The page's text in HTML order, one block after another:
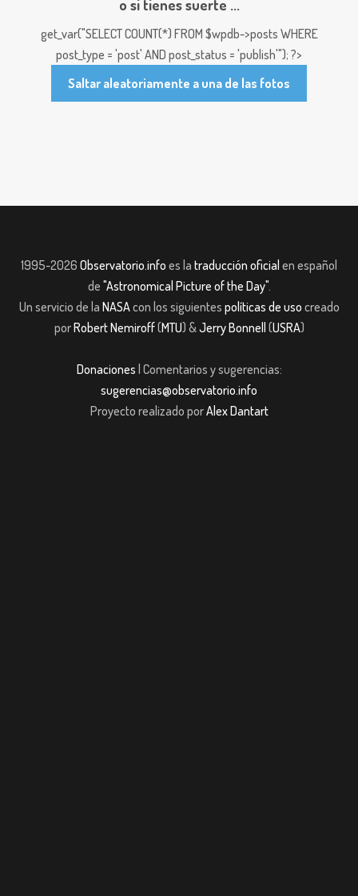
o si tienes suerte ...
get_var("SELECT COUNT(*) FROM $wpdb->posts WHERE
post_type = 'post' AND post_status = 'publish'"); ?>
Saltar aleatoriamente a una de las fotos
1995-2026 Observatorio.info es la traducción oficial en español
de "Astronomical Picture of the Day".
Un servicio de la NASAcon los siguientes políticas de uso creado
porRobert Nemiroff(MTU) &Jerry Bonnell (USRA)
Donaciones | Comentarios y sugerencias:
sugerencias@observatorio.info
Proyecto realizado porAlex Dantart